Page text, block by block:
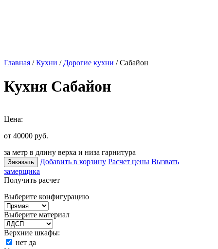
Главная /Кухни / Дорогие кухни / Сабайон
Кухня Сабайон
Цена:
от 40000 руб.
за метр в длину верха и низа гарнитура
Заказать Добавить в корзину Расчет цены Вызвать
замерщика
Получить расчет
Выберите конфигурацию
Выберите материал
Верхние шкафы:
нет да